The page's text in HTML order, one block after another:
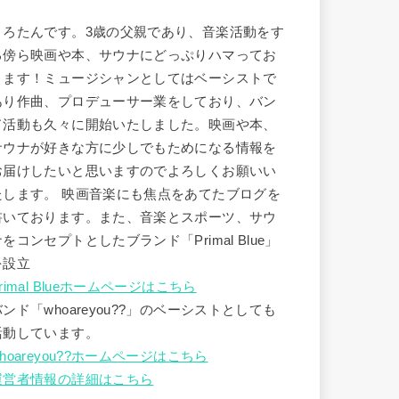
ろたんです。3歳の父親であり、音楽活動をす
傍ら映画や本、サウナにどっぷりハマってお
ます！ミュージシャンとしてはベーシストで
り作曲、プロデューサー業をしており、バン
活動も久々に開始いたしました。映画や本、
ウナが好きな方に少しでもためになる情報を
届けしたいと思いますのでよろしくお願いい
します。 映画音楽にも焦点をあてたブログを
いております。また、音楽とスポーツ、サウ
をコンセプトとしたブランド「Primal Blue」
設立
Blueホームページはこちら
ンド「whoareyou??」のベーシストとしても
しています。
ホームページはこちら
営者情報の詳細はこちら